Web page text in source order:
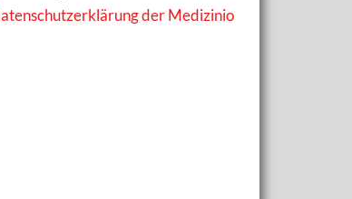
der Medizinio